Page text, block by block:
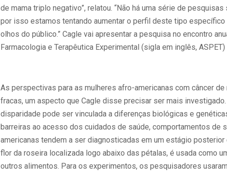
de mama triplo negativo”, relatou. “Não há uma série de
por isso estamos tentando aumentar o perfil deste tipo específico
olhos do público.” Cagle vai apresentar a pesquisa no encontro
Farmacologia e Terapêutica Experimental (sigla em inglês, ASPET)
As perspectivas para as mulheres afro-americanas com câncer
fracas, um aspecto que Cagle disse precisar ser mais
disparidade pode ser vinculada a diferenças biológicas e
barreiras ao acesso dos cuidados de saúde, comportamentos de
americanas tendem a ser diagnosticadas em um estágio posterior
flor da roseira localizada logo abaixo das pétalas, é usada como
outros alimentos. Para os experimentos, os pesquisadores